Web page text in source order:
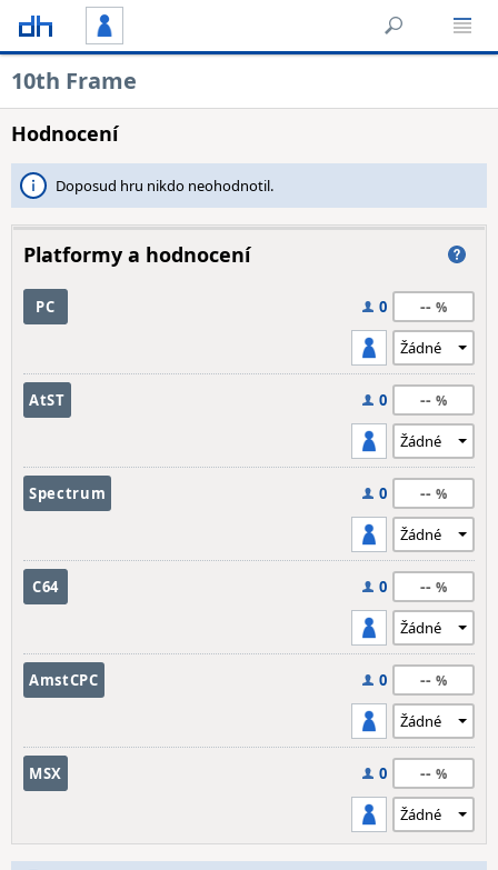
10th Frame
Hodnocení
Doposud hru nikdo neohodnotil.
Platformy a hodnocení
PC 0 --
AtST 0 --
Spectrum 0 --
C64 0 --
AmstCPC 0 --
MSX 0 --